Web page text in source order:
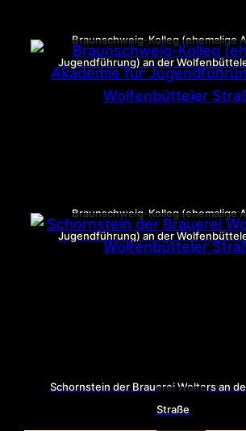
Braunschweig-Kolleg (ehemalige
Jugendführung) an der
Braunschweig-Kolleg (ehemalige
Jugendführung) an der
Schornstein der Brauerei Wolters an
Straße